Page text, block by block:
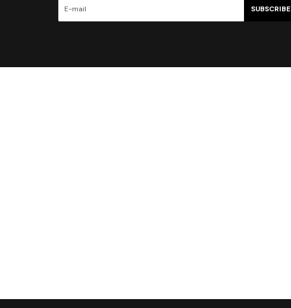
SUBSCRIBE